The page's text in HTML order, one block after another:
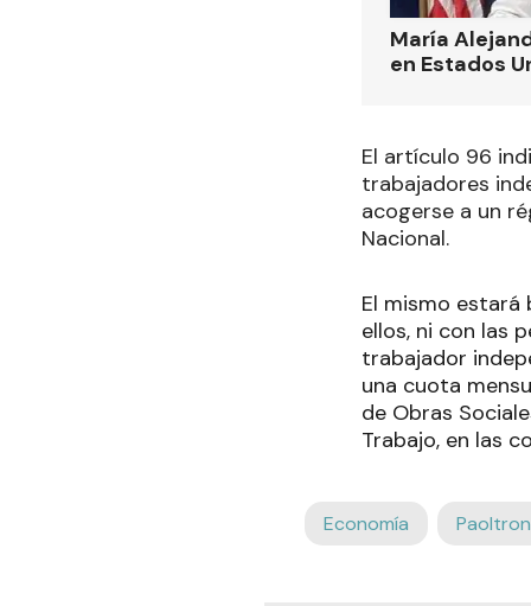
María
en Estados
El artículo 96
trabajadores
acogerse a un
Nacional.
El mismo estará
ellos, ni con las
trabajador
una cuota
de Obras
Trabajo, en las
Economía